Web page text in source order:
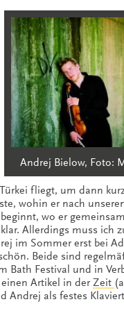
Andrej Bielow, Foto:
fliegt, um dann
wohin er nach
wo er
Allerdings muss ich
im Sommer erst bei
Beide sind
Bath Festival und in
Artikel in derZeit
Andrej als festes